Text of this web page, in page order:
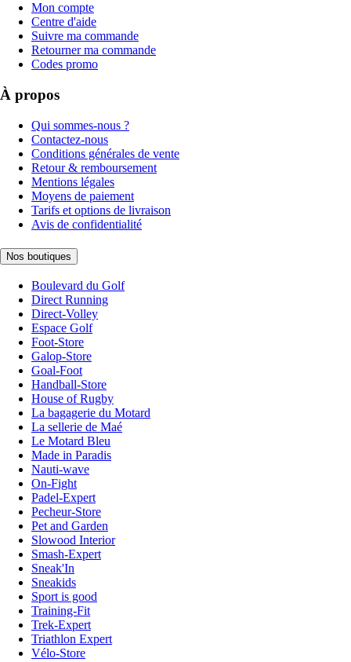
Mon compte
Centre d'aide
Suivre ma commande
Retourner ma commande
Codes promo
À propos
Qui sommes-nous ?
Contactez-nous
Conditions générales de vente
Retour & remboursement
Mentions légales
Moyens de paiement
Tarifs et options de livraison
Avis de confidentialité
Nos boutiques
Boulevard du Golf
Direct Running
Direct-Volley
Espace Golf
Foot-Store
Galop-Store
Goal-Foot
Handball-Store
House of Rugby
La bagagerie du Motard
La sellerie de Maé
Le Motard Bleu
Made in Paradis
Nauti-wave
On-Fight
Padel-Expert
Pecheur-Store
Pet and Garden
Slowood Interior
Smash-Expert
Sneak'In
Sneakids
Sport is good
Training-Fit
Trek-Expert
Triathlon Expert
Vélo-Store